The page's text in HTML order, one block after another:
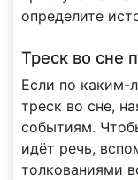
определите
Треск во сне
Если по каким-
треск во сне,
событиям.
идёт речь,
толкованиями